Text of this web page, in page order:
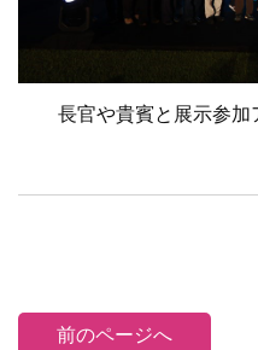
長官や貴賓と展示参
前のページへ